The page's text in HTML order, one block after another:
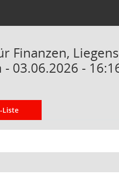
Finanzen,
03.06.2026 -
Liste